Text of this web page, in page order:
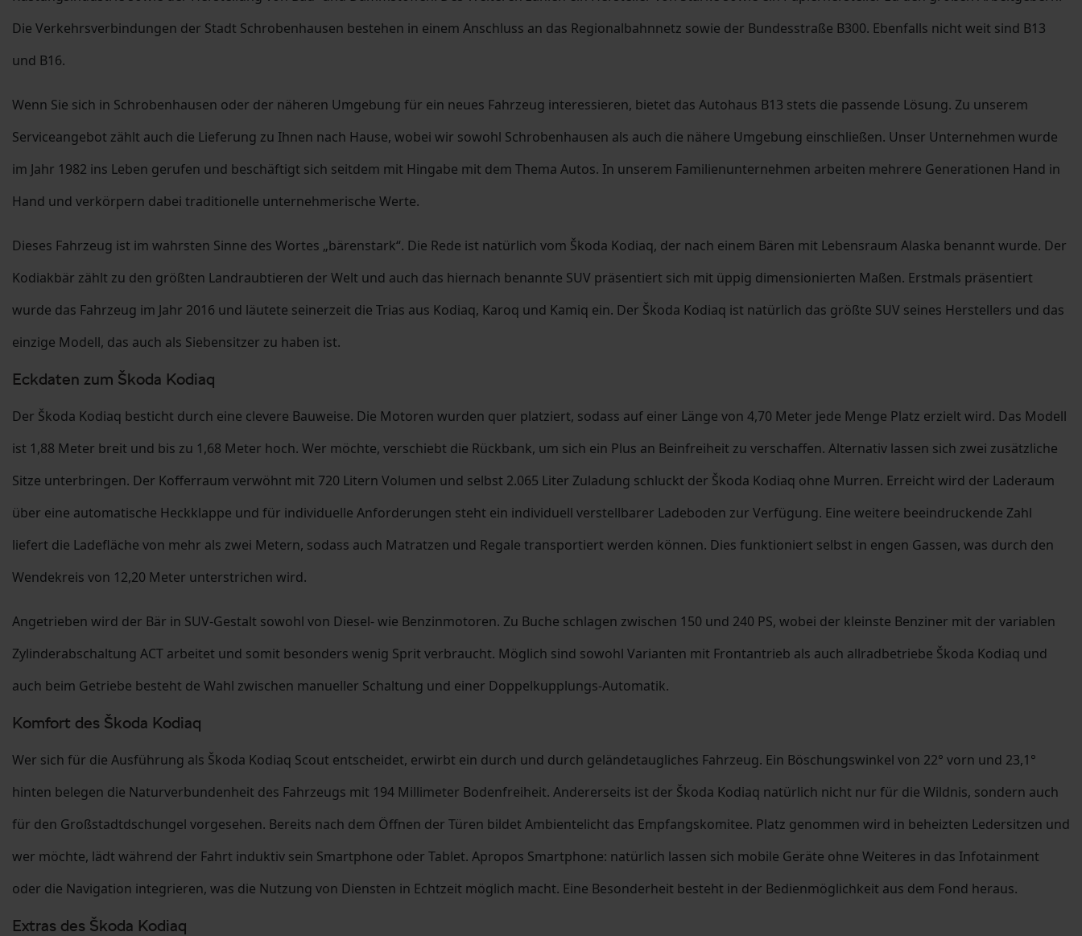
Die Verkehrsverbindungen der Stadt Schrobenhausen bestehen in einem Anschluss an das Regionalbahnnetz sowie der Bundesstraße B300. Ebenfalls nicht weit sind B13
und B16.
Wenn Sie sich in Schrobenhausen oder der näheren Umgebung für ein neues Fahrzeug interessieren, bietet das Autohaus B13 stets die passende Lösung. Zu unserem
Serviceangebot zählt auch die Lieferung zu Ihnen nach Hause, wobei wir sowohl Schrobenhausen als auch die nähere Umgebung einschließen. Unser Unternehmen wurde
im Jahr 1982 ins Leben gerufen und beschäftigt sich seitdem mit Hingabe mit dem Thema Autos. In unserem Familienunternehmen arbeiten mehrere Generationen Hand in
Hand und verkörpern dabei traditionelle unternehmerische Werte.
Dieses Fahrzeug ist im wahrsten Sinne des Wortes „bärenstark“. Die Rede ist natürlich vom Škoda Kodiaq, der nach einem Bären mit Lebensraum Alaska benannt wurde. Der
Kodiakbär zählt zu den größten Landraubtieren der Welt und auch das hiernach benannte SUV präsentiert sich mit üppig dimensionierten Maßen. Erstmals präsentiert
wurde das Fahrzeug im Jahr 2016 und läutete seinerzeit die Trias aus Kodiaq, Karoq und Kamiq ein. Der Škoda Kodiaq ist natürlich das größte SUV seines Herstellers und das
einzige Modell, das auch als Siebensitzer zu haben ist.
Eckdaten zum Škoda Kodiaq
Der Škoda Kodiaq besticht durch eine clevere Bauweise. Die Motoren wurden quer platziert, sodass auf einer Länge von 4,70 Meter jede Menge Platz erzielt wird. Das Modell
ist 1,88 Meter breit und bis zu 1,68 Meter hoch. Wer möchte, verschiebt die Rückbank, um sich ein Plus an Beinfreiheit zu verschaffen. Alternativ lassen sich zwei zusätzliche
Sitze unterbringen. Der Kofferraum verwöhnt mit 720 Litern Volumen und selbst 2.065 Liter Zuladung schluckt der Škoda Kodiaq ohne Murren. Erreicht wird der Laderaum
über eine automatische Heckklappe und für individuelle Anforderungen steht ein individuell verstellbarer Ladeboden zur Verfügung. Eine weitere beeindruckende Zahl
liefert die Ladefläche von mehr als zwei Metern, sodass auch Matratzen und Regale transportiert werden können. Dies funktioniert selbst in engen Gassen, was durch den
Wendekreis von 12,20 Meter unterstrichen wird.
Angetrieben wird der Bär in SUV-Gestalt sowohl von Diesel- wie Benzinmotoren. Zu Buche schlagen zwischen 150 und 240 PS, wobei der kleinste Benziner mit der variablen
Zylinderabschaltung ACT arbeitet und somit besonders wenig Sprit verbraucht. Möglich sind sowohl Varianten mit Frontantrieb als auch allradbetriebe Škoda Kodiaq und
auch beim Getriebe besteht de Wahl zwischen manueller Schaltung und einer Doppelkupplungs-Automatik.
Komfort des Škoda Kodiaq
Wer sich für die Ausführung als Škoda Kodiaq Scout entscheidet, erwirbt ein durch und durch geländetaugliches Fahrzeug. Ein Böschungswinkel von 22° vorn und 23,1°
hinten belegen die Naturverbundenheit des Fahrzeugs mit 194 Millimeter Bodenfreiheit. Andererseits ist der Škoda Kodiaq natürlich nicht nur für die Wildnis, sondern auch
für den Großstadtdschungel vorgesehen. Bereits nach dem Öffnen der Türen bildet Ambientelicht das Empfangskomitee. Platz genommen wird in beheizten Ledersitzen und
wer möchte, lädt während der Fahrt induktiv sein Smartphone oder Tablet. Apropos Smartphone: natürlich lassen sich mobile Geräte ohne Weiteres in das Infotainment
oder die Navigation integrieren, was die Nutzung von Diensten in Echtzeit möglich macht. Eine Besonderheit besteht in der Bedienmöglichkeit aus dem Fond heraus.
Extras des Škoda Kodiaq